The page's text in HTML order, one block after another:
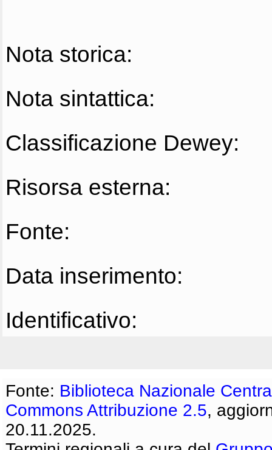
Nota storica:
Nota sintattica:
Classificazione Dewey:
Risorsa esterna:
Fonte:
Data inserimento:
Identificativo:
Fonte: Biblioteca Nazionale
Commons Attribuzione 2.5,
20.11.2025.